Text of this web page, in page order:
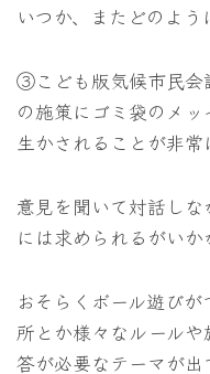
いつか、またどのよ
③こども版気候市民会
の施策にゴミ袋のメ
生かされることが非常
意見を聞いて対話し
には求められるがいか
おそらくボール遊び
所とか様々なルール
答が必要なテーマが出